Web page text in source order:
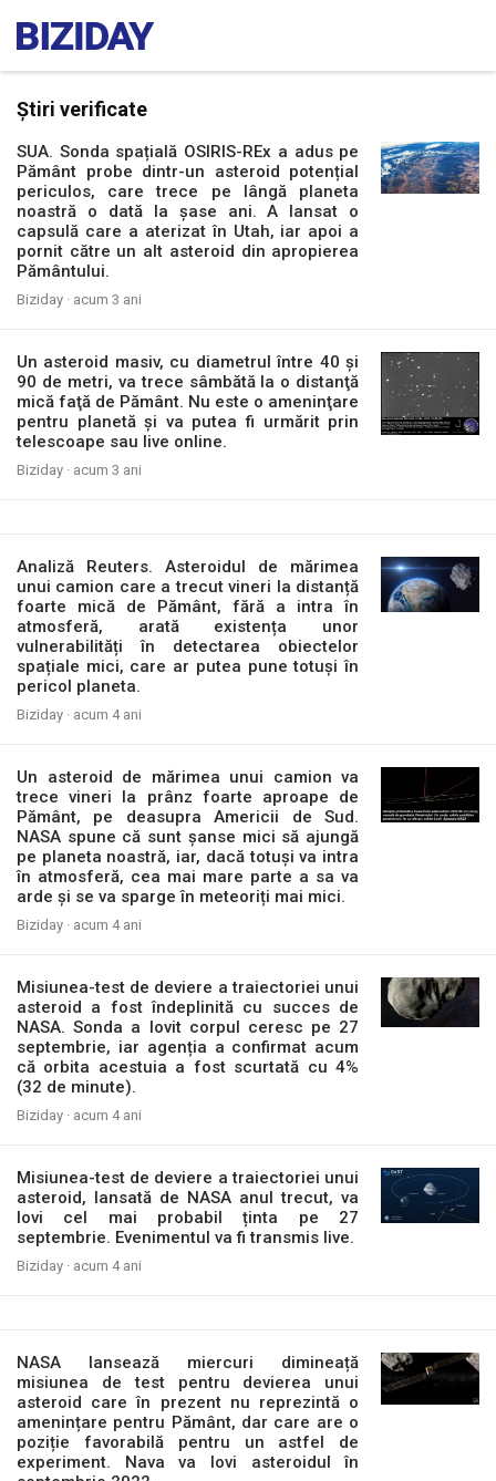
Știri verificate
SUA. Sonda spațială OSIRIS-REx a adus pe
Pământ probe dintr-un asteroid potențial
periculos, care trece pe lângă planeta
noastră o dată la șase ani. A lansat o
capsulă care a aterizat în Utah, iar apoi a
pornit către un alt asteroid din apropierea
Pământului.
Biziday · acum 3 ani
Un asteroid masiv, cu diametrul între 40 și
90 de metri, va trece sâmbătă la o distanţă
mică faţă de Pământ. Nu este o ameninţare
pentru planetă şi va putea fi urmărit prin
telescoape sau live online.
Biziday · acum 3 ani
Analiză Reuters. Asteroidul de mărimea
unui camion care a trecut vineri la distanță
foarte mică de Pământ, fără a intra în
atmosferă, arată existența unor
vulnerabilități în detectarea obiectelor
spațiale mici, care ar putea pune totuși în
pericol planeta.
Biziday · acum 4 ani
Un asteroid de mărimea unui camion va
trece vineri la prânz foarte aproape de
Pământ, pe deasupra Americii de Sud.
NASA spune că sunt șanse mici să ajungă
pe planeta noastră, iar, dacă totuși va intra
în atmosferă, cea mai mare parte a sa va
arde și se va sparge în meteoriți mai mici.
Biziday · acum 4 ani
Misiunea-test de deviere a traiectoriei unui
asteroid a fost îndeplinită cu succes de
NASA. Sonda a lovit corpul ceresc pe 27
septembrie, iar agenția a confirmat acum
că orbita acestuia a fost scurtată cu 4%
(32 de minute).
Biziday · acum 4 ani
Misiunea-test de deviere a traiectoriei unui
asteroid, lansată de NASA anul trecut, va
lovi cel mai probabil ținta pe 27
septembrie. Evenimentul va fi transmis live.
Biziday · acum 4 ani
NASA lansează miercuri dimineață
misiunea de test pentru devierea unui
asteroid care în prezent nu reprezintă o
amenințare pentru Pământ, dar care are o
poziție favorabilă pentru un astfel de
experiment. Nava va lovi asteroidul în